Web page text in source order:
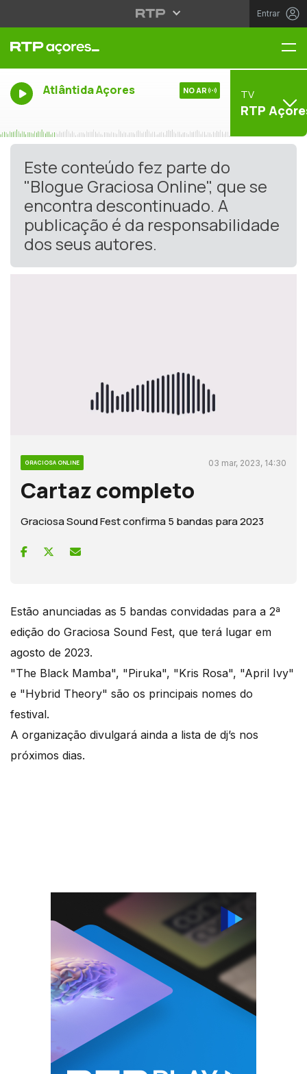
Entrar
Atlântida Açores NO AR TV
RTP
Este conteúdo fez parte do
"Blogue Graciosa Online", que se
encontra descontinuado. A
publicação é da responsabilidade
dos seus autores.
GRACIOSA ONLINE 03 mar, 2023, 14:30
Cartaz completo
Graciosa Sound Fest confirma 5 bandas para 2023
Estão anunciadas as 5 bandas convidadas para a 2ª
edição do Graciosa Sound Fest, que terá lugar em
agosto de 2023.
"The Black Mamba", "Piruka", "Kris Rosa", "April Ivy"
e "Hybrid Theory" são os principais nomes do
festival.
A organização divulgará ainda a lista de dj’s nos
próximos dias.